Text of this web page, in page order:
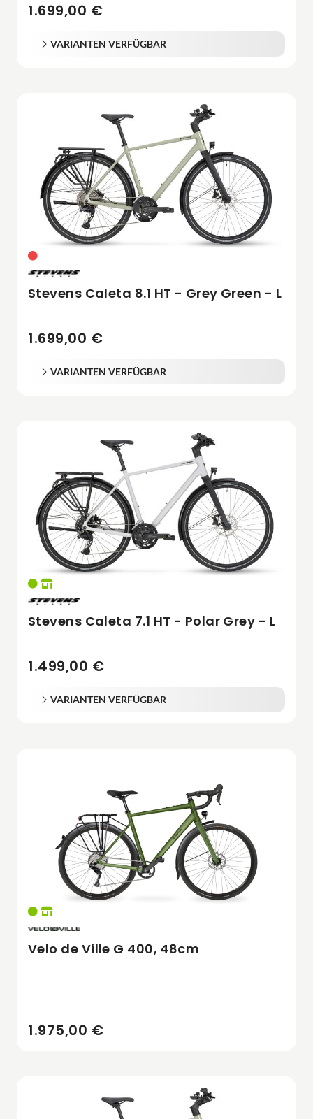
1.699,00 €
VARIANTEN VERFÜGBAR
Stevens Caleta 8.1 HT - Grey Green - L
1.699,00 €
VARIANTEN VERFÜGBAR
Stevens Caleta 7.1 HT - Polar Grey - L
1.499,00 €
VARIANTEN VERFÜGBAR
Velo de Ville G 400, 48cm
1.975,00 €